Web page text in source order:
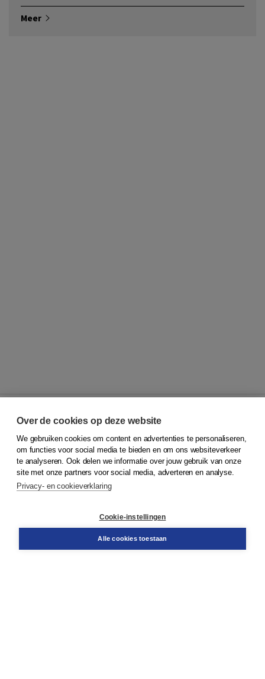
Meer
© 2026Koninklijke Boom uitgevers
Klantenservice
Service & informatie
Contact
Over de cookies op deze website
We gebruiken cookies om content en advertenties te personaliseren,
om functies voor social media te bieden en om ons websiteverkeer
te analyseren. Ook delen we informatie over jouw gebruik van onze
site met onze partners voor social media, adverteren en analyse.
Privacy- en cookieverklaring
Cookie-instellingen
Alle cookies toestaan